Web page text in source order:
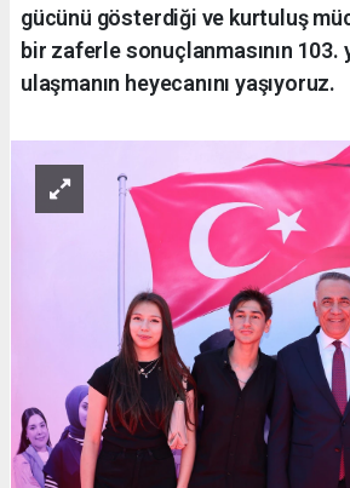
gücünü gösterdiği ve kurtuluş
bir zaferle sonuçlanmasının 103.
ulaşmanın heyecanını yaşıyoruz.